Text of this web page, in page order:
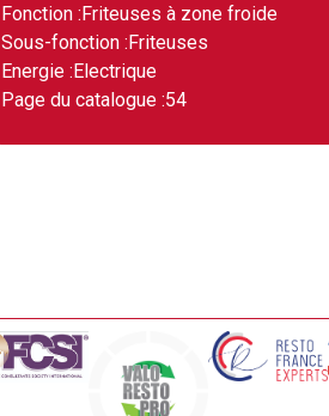
Fonction :Friteuses à zone froide
Sous-fonction :Friteuses
Energie :Electrique
Page du catalogue :54